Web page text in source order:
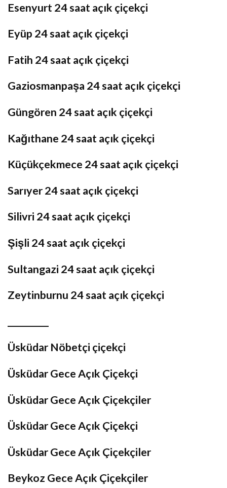
Esenyurt 24 saat açık çiçekçi
Eyüp 24 saat açık çiçekçi
Fatih 24 saat açık çiçekçi
Gaziosmanpaşa 24 saat açık çiçekçi
Güngören 24 saat açık çiçekçi
Kağıthane 24 saat açık çiçekçi
Küçükçekmece 24 saat açık çiçekçi
Sarıyer 24 saat açık çiçekçi
Silivri 24 saat açık çiçekçi
Şişli 24 saat açık çiçekçi
Sultangazi 24 saat açık çiçekçi
Zeytinburnu 24 saat açık çiçekçi
Üsküdar Nöbetçi çiçekçi
Üsküdar Gece Açık Çiçekçi
Üsküdar Gece Açık Çiçekçiler
Üsküdar Gece Açık Çiçekçi
Üsküdar Gece Açık Çiçekçiler
Beykoz Gece Açık Çiçekçiler